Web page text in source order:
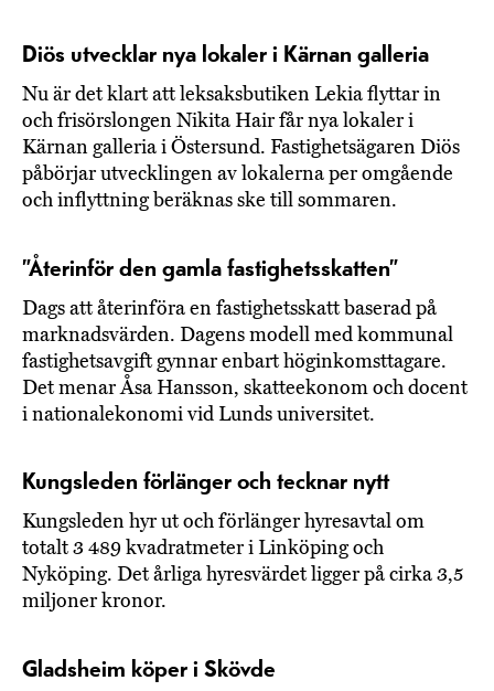
Diös utvecklar nya lokaler i Kärnan galleria
Nu är det klart att leksaksbutiken Lekia flyttar in
och frisörslongen Nikita Hair får nya lokaler i
Kärnan galleria i Östersund. Fastighetsägaren Diös
påbörjar utvecklingen av lokalerna per omgående
och inflyttning beräknas ske till sommaren.
”Återinför den gamla fastighetsskatten”
Dags att återinföra en fastighetsskatt baserad på
marknadsvärden. Dagens modell med kommunal
fastighetsavgift gynnar enbart höginkomsttagare.
Det menar Åsa Hansson, skatteekonom och docent
i nationalekonomi vid Lunds universitet.
Kungsleden förlänger och tecknar nytt
Kungsleden hyr ut och förlänger hyresavtal om
totalt 3 489 kvadratmeter i Linköping och
Nyköping. Det årliga hyresvärdet ligger på cirka 3,5
miljoner kronor.
Gladsheim köper i Skövde